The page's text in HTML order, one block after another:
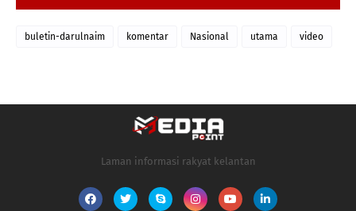
buletin-darulnaim komentar Nasional utama video
Laman informasi rakyat kelantan